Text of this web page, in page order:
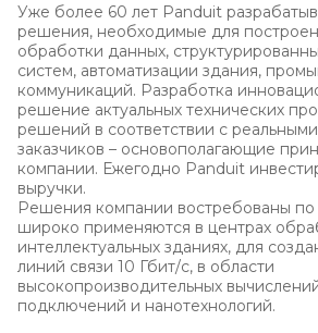
Уже более 60 лет Panduit
решения, необходимые для
обработки данных,
систем, автоматизации здания,
коммуникаций. Разработка
решение актуальных технических
решений в соответствии с
заказчиков – основополагающие
компании. Ежегодно Panduit
выручки.
Решения компании востребованы по
широко применяются в центрах
интеллектуальных зданиях, для
линий связи 10 Гбит/с, в области
высокопроизводительных
подключений и нанотехнологий.